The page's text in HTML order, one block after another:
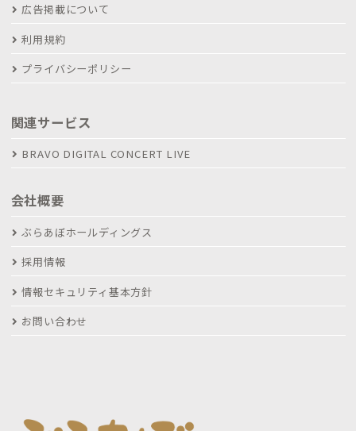
広告掲載について
利用規約
プライバシーポリシー
関連サービス
BRAVO DIGITAL CONCERT LIVE
会社概要
ぶらあぼホールディングス
採用情報
情報セキュリティ基本方針
お問い合わせ